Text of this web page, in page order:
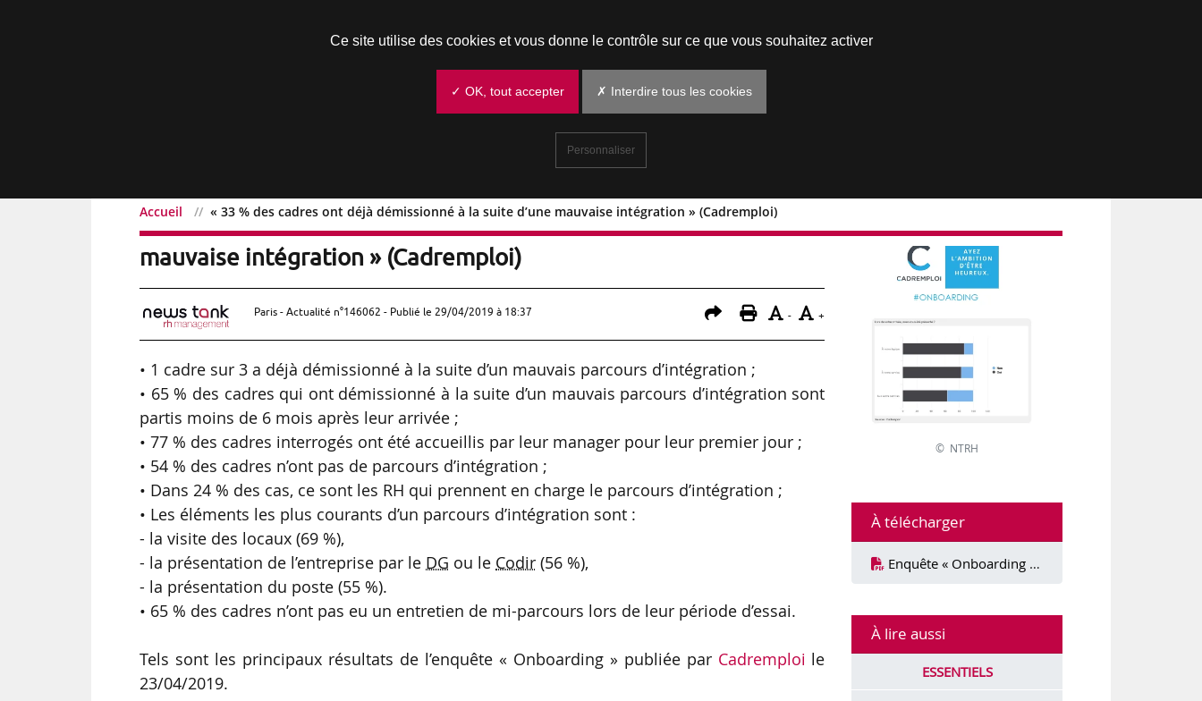
Accueil « 33 % des cadres ont déjà démissionné à la suite d’une mauvaise intégration » (Cadremploi)
« 33 % des cadres ont déjà démissionné à la suite d’une
mauvaise intégration » (Cadremploi)
Paris - Actualité n°146062 - Publié le 29/04/2019 à 18:37 - +
• 1 cadre sur 3 a déjà démissionné à la suite d’un mauvais parcours d’intégration ;
• 65 % des cadres qui ont démissionné à la suite d’un mauvais parcours d’intégration sont
partis moins de 6 mois après leur arrivée ;
• 77 % des cadres interrogés ont été accueillis par leur manager pour leur premier jour ;
• 54 % des cadres n’ont pas de parcours d’intégration ;
• Dans 24 % des cas, ce sont les RH qui prennent en charge le parcours d’intégration ;
• Les éléments les plus courants d’un parcours d’intégration sont :
- la visite des locaux (69 %),
- la présentation de l’entreprise par le DG ou le Codir (56 %),
- la présentation du poste (55 %).
• 65 % des cadres n’ont pas eu un entretien de mi-parcours lors de leur période d’essai.
Tels sont les principaux résultats de l’enquête « Onboarding » publiée par Cadremploi le
23/04/2019.
© NTRH
À télécharger
Enquête « Onboarding » - Cadremploi
À lire aussi
ESSENTIELS
Ce site utilise des cookies et vous donne le contrôle sur ce que vous souhaitez activer
✓ OK, tout accepter ✗ Interdire tous les cookies
Personnaliser